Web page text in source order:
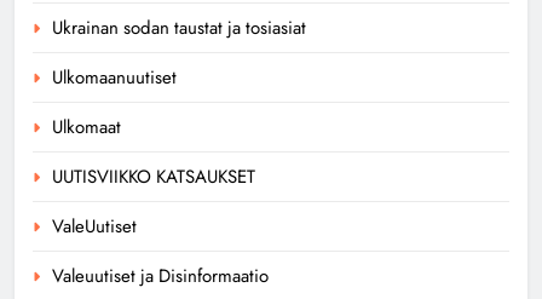
Ukrainan sodan taustat ja tosiasiat
Ulkomaanuutiset
Ulkomaat
UUTISVIIKKO KATSAUKSET
ValeUutiset
Valeuutiset ja Disinformaatio